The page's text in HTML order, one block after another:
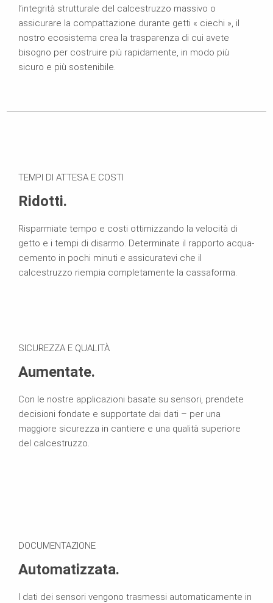
l’integrità strutturale del calcestruzzo massivo o
assicurare la compattazione durante getti « ciechi », il
nostro ecosistema crea la trasparenza di cui avete
bisogno per costruire più rapidamente, in modo più
sicuro e più sostenibile.
TEMPI DI ATTESA E COSTI
Ridotti.
Risparmiate tempo e costi ottimizzando la velocità di
getto e i tempi di disarmo. Determinate il rapporto acqua-
cemento in pochi minuti e assicuratevi che il
calcestruzzo riempia completamente la cassaforma.
SICUREZZA E QUALITÀ
Aumentate.
Con le nostre applicazioni basate su sensori, prendete
decisioni fondate e supportate dai dati – per una
maggiore sicurezza in cantiere e una qualità superiore
del calcestruzzo.
DOCUMENTAZIONE
Automatizzata.
I dati dei sensori vengono trasmessi automaticamente in